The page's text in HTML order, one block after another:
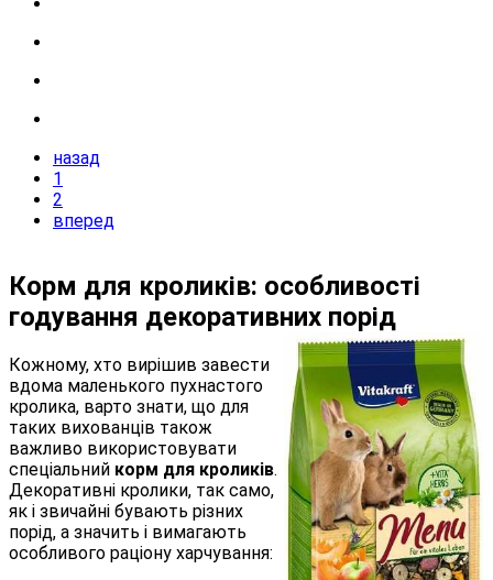
назад
1
2
вперед
Корм для кроликів: особливості
годування декоративних порід
Кожному, хто вирішив завести
вдома маленького пухнастого
кролика, варто знати, що для
таких вихованців також
важливо використовувати
спеціальний корм для кроликів.
Декоративні кролики, так само,
як і звичайні бувають різних
порід, а значить і вимагають
особливого раціону харчування: